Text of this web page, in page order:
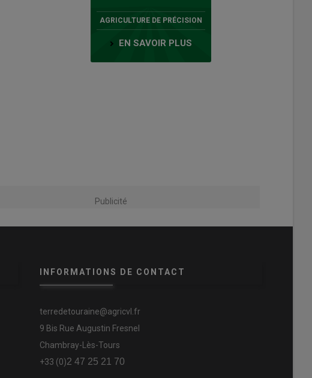
AGRICULTURE DE PRÉCISION
EN SAVOIR PLUS
Publicité
INFORMATIONS DE CONTACT
terredetouraine@agricvl.fr
9 Bis Rue Augustin Fresnel
Chambray-Lès-Tours
+33 (0)2 47 25 21 70